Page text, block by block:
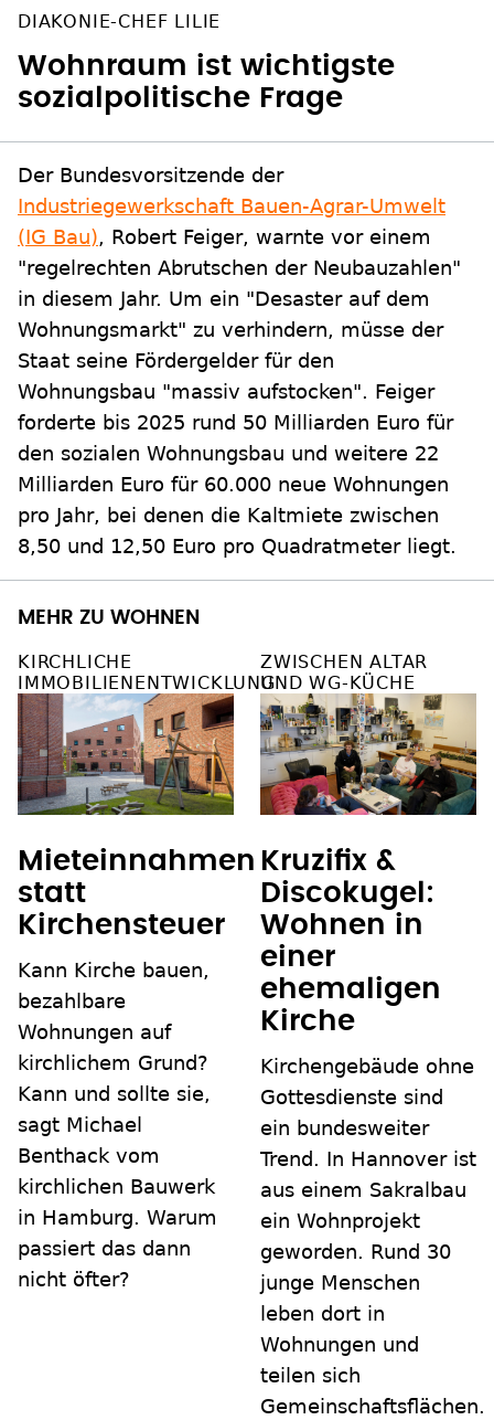
DIAKONIE-CHEF LILIE
Wohnraum ist wichtigste
sozialpolitische Frage
Der Bundesvorsitzende der
Industriegewerkschaft Bauen-Agrar-Umwelt
(IG Bau), Robert Feiger, warnte vor einem
"regelrechten Abrutschen der Neubauzahlen"
in diesem Jahr. Um ein "Desaster auf dem
Wohnungsmarkt" zu verhindern, müsse der
Staat seine Fördergelder für den
Wohnungsbau "massiv aufstocken". Feiger
forderte bis 2025 rund 50 Milliarden Euro für
den sozialen Wohnungsbau und weitere 22
Milliarden Euro für 60.000 neue Wohnungen
pro Jahr, bei denen die Kaltmiete zwischen
8,50 und 12,50 Euro pro Quadratmeter liegt.
MEHR ZU WOHNEN
KIRCHLICHE
IMMOBILIENENTWICKLUNG
Mieteinnahmen
statt
Kirchensteuer
Kann Kirche bauen,
bezahlbare
Wohnungen auf
kirchlichem Grund?
Kann und sollte sie,
sagt Michael
Benthack vom
kirchlichen Bauwerk
in Hamburg. Warum
passiert das dann
nicht öfter?
ZWISCHEN ALTAR
UND WG-KÜCHE
Kruzifix &
Discokugel:
Wohnen in
einer
ehemaligen
Kirche
Kirchengebäude ohne
Gottesdienste sind
ein bundesweiter
Trend. In Hannover ist
aus einem Sakralbau
ein Wohnprojekt
geworden. Rund 30
junge Menschen
leben dort in
Wohnungen und
teilen sich
Gemeinschaftsflächen.